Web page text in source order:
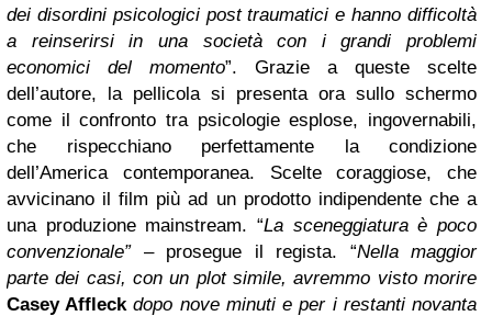
dei disordini psicologici post traumatici e hanno difficoltà
a reinserirsi in una società con i grandi problemi
economici del momento”. Grazie a queste scelte
dell’autore, la pellicola si presenta ora sullo schermo
come il confronto tra psicologie esplose, ingovernabili,
che rispecchiano perfettamente la condizione
dell’America contemporanea. Scelte coraggiose, che
avvicinano il film più ad un prodotto indipendente che a
una produzione mainstream. “La sceneggiatura è poco
convenzionale”– prosegue il regista. “Nella maggior
parte dei casi, con un plot simile, avremmo visto morire
Casey Affleckdopo nove minuti e per i restanti novanta